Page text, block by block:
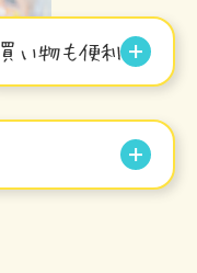
買い物も便利